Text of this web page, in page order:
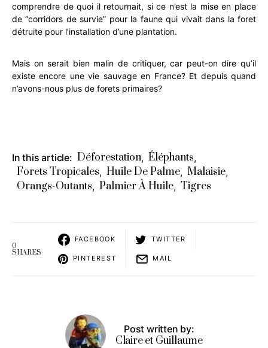
comprendre de quoi il retournait, si ce n’est la mise en place
de “corridors de survie” pour la faune qui vivait dans la foret
détruite pour l’installation d’une plantation.
Mais on serait bien malin de critiquer, car peut-on dire qu’il
existe encore une vie sauvage en France? Et depuis quand
n’avons-nous plus de forets primaires?
In this article: Déforestation, Éléphants,
Forets Tropicales, Huile De Palme, Malaisie,
Orangs-Outants, Palmier À Huile, Tigres
0
SHARES
FACEBOOK TWITTER
PINTEREST MAIL
Post written by:
Claire et Guillaume